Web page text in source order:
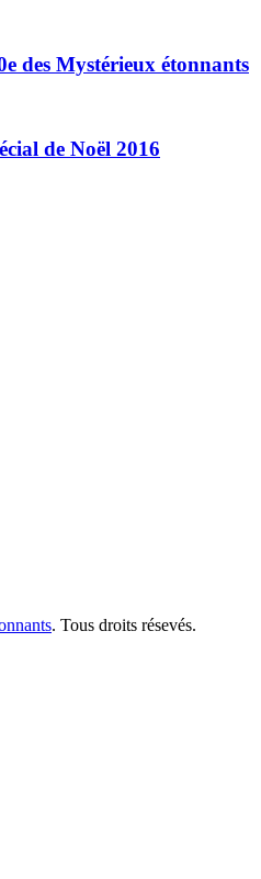
des Mystérieux étonnants
de Noël 2016
. Tous droits résevés.